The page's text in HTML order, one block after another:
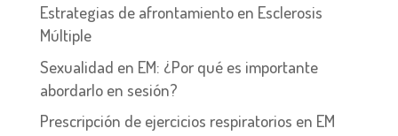
Estrategias de afrontamiento en Esclerosis
Múltiple
Sexualidad en EM: ¿Por qué es importante
abordarlo en sesión?
Prescripción de ejercicios respiratorios en EM